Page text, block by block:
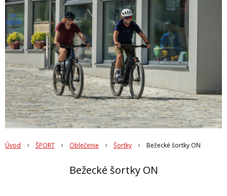
Úvod ŠPORT Oblečenie Šortky Bežecké šortky ON
Bežecké šortky ON